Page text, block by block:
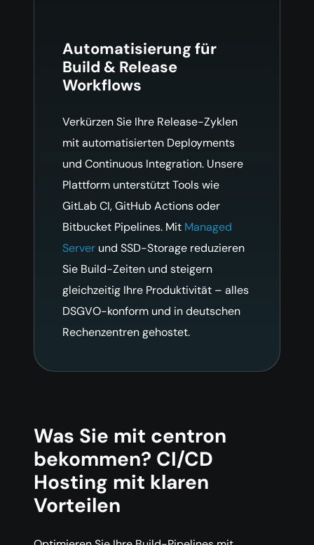
Automatisierung für
Build & Release
Workflows
Verkürzen Sie Ihre Release-Zyklen
mit automatisierten Deployments
und Continuous Integration. Unsere
Plattform unterstützt Tools wie
GitLab CI, GitHub Actions oder
Bitbucket Pipelines. Mit Managed
Server und SSD-Storage reduzieren
Sie Build-Zeiten und steigern
gleichzeitig Ihre Produktivität – alles
DSGVO-konform und in deutschen
Rechenzentren gehostet.
Was Sie mit centron
bekommen? CI/CD
Hosting mit klaren
Vorteilen